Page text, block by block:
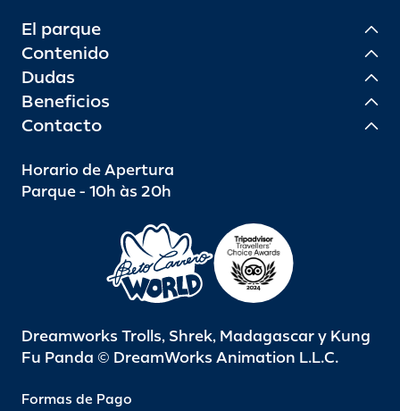
El parque
Contenido
Dudas
Beneficios
Contacto
Horario de Apertura
Parque - 10h às 20h
Dreamworks Trolls, Shrek, Madagascar y Kung
Fu Panda © DreamWorks Animation L.L.C.
Formas de Pago